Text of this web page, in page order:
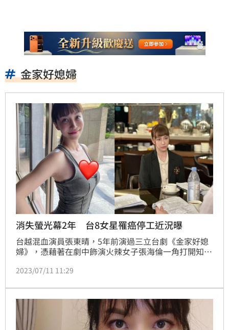
金家好媳婦
消失螢光幕2年 台8女星罹癌停工近況曝
台越混血演員張東晴，5年前演過三立台劇《金家好媳
婦》，憑藉著在劇中飾演火辣女子張海倫一角打開知名
檢，原以為只是做個預防，沒想到檢查完竟被醫生告知
即可復原，對此，張東晴表示，得知的當下除了震驚和
擔心，就只想盡快解決問題，因此立刻通知公司需要停
止手邊工作，做甲狀腺全除的手術，並做放射線治療，
停工的這2年都
2023/07/11 11:29